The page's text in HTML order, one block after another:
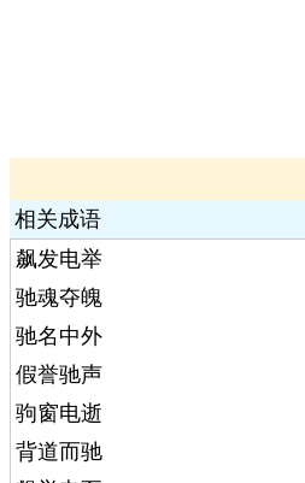
相关成语
飙发电举
驰魂夺魄
驰名中外
假誉驰声
驹窗电逝
背道而驰